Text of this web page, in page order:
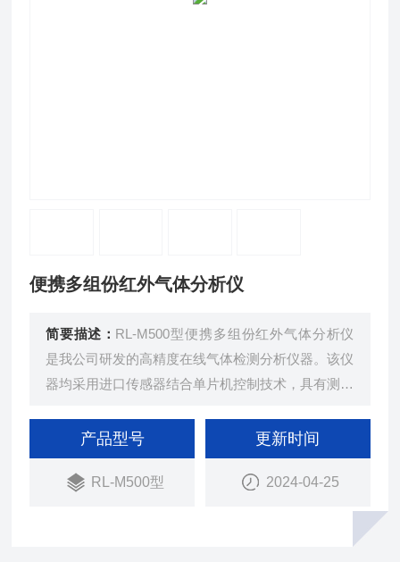
便携多组份红外气体分析仪
简要描述： RL-M500型便携多组份红外气体分析仪
是我公司研发的高精度在线气体检测分析仪器。该仪
器均采用进口传感器结合单片机控制技术，具有测量
产品型号
RL-M500型
更新时间
2024-04-25